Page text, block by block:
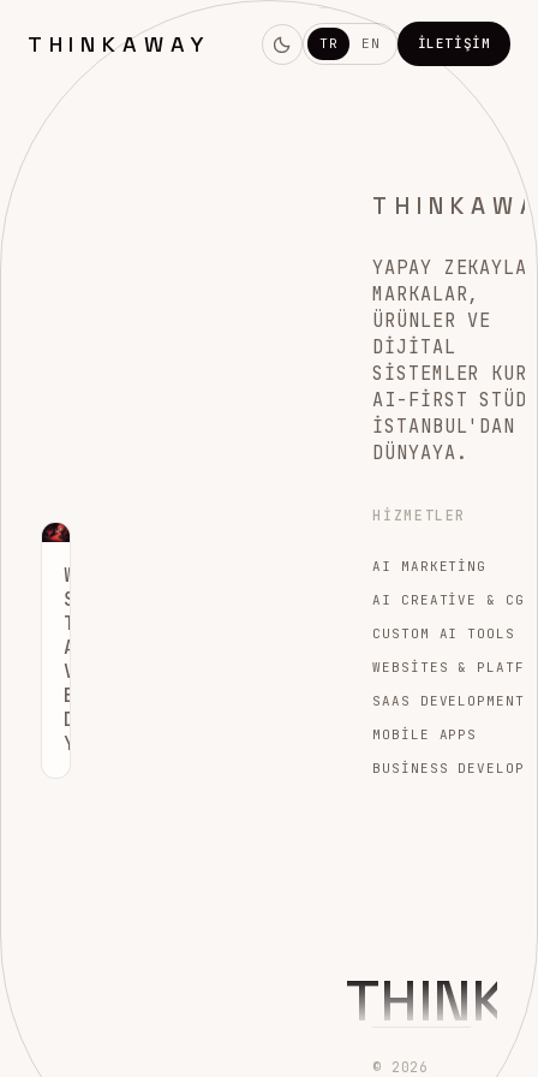
THINKAWAY TR EN İLETIŞIM
WEB
SITESI
TRAFIK
ANALIZI:
VERILERI
BÜYÜMEYE
DÖNÜŞTÜRME
YOLLARI
YAPAY ZEKAYLA
MARKALAR,
ÜRÜNLER VE
DIJITAL
SISTEMLER
AI-FIRST
İSTANBUL'DAN
DÜNYAYA.
HIZMETLER
AI MARKETING
AI CREATIVE & CGI
CUSTOM AI TOOLS
WEBSITES &
SAAS DEVELOPMENT
MOBILE APPS
BUSINESS
© 2026